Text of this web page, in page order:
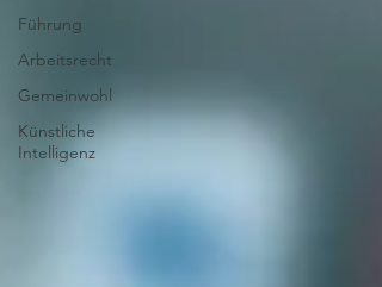
Führung
Arbeitsrecht
Gemeinwohl
Künstliche
Intelligenz